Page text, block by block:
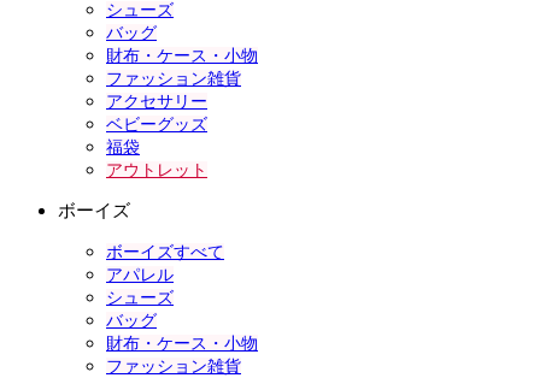
シューズ
バッグ
財布・ケース・小物
ファッション雑貨
アクセサリー
ベビーグッズ
福袋
アウトレット
ボーイズ
ボーイズすべて
アパレル
シューズ
バッグ
財布・ケース・小物
ファッション雑貨